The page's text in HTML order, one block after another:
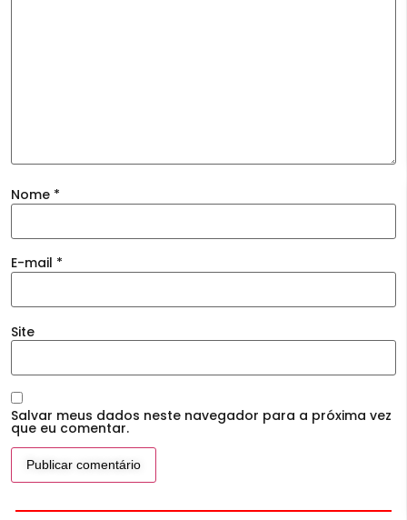
Nome *
E-mail *
Site
Salvar meus dados neste navegador para a próxima vez
que eu comentar.